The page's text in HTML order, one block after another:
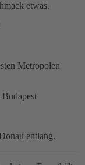
etwas.
Metropolen
entlang.